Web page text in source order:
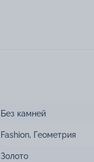
Без камней
Fashion, Геометрия
Золото